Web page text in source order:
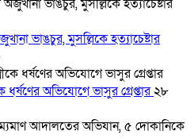
ভাঙচুর, মুসল্লিকে হত্যাচেষ্টার
ধর্ষণের অভিযোগে ভাসুর গ্রেপ্তার২৮